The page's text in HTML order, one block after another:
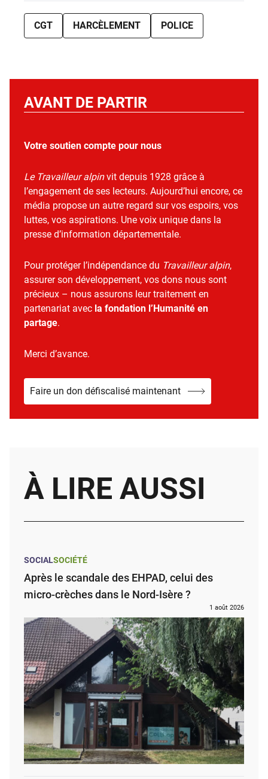
CGT HARCÈLEMENT POLICE
AVANT DE PARTIR
Votre soutien compte pour nous
Le Travailleur alpinvit depuis 1928 grâce à
l’engagement de ses lecteurs. Aujourd’hui encore, ce
média propose un autre regard sur vos espoirs, vos
luttes, vos aspirations. Une voix unique dans la
presse d’information départementale.
Pour protéger l’indépendance du Travailleur alpin,
assurer son développement, vos dons nous sont
précieux – nous assurons leur traitement en
partenariat avec la fondation l’Humanité en
partage.
Merci d’avance.
Faire un don défiscalisé maintenant
À LIRE AUSSI
SOCIALSOCIÉTÉ
Après le scandale des EHPAD, celui des
micro-crèches dans le Nord-Isère ?
1 août 2026